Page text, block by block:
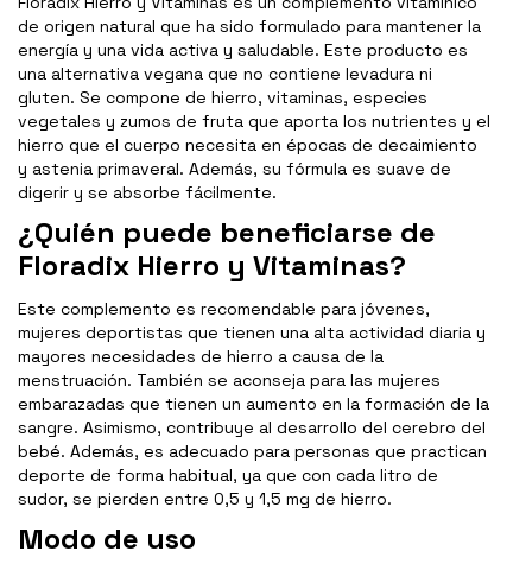
de origen natural que ha sido formulado para mantener la
energía y una vida activa y saludable. Este producto es
una alternativa vegana que no contiene levadura ni
gluten. Se compone de hierro, vitaminas, especies
vegetales y zumos de fruta que aporta los nutrientes y el
hierro que el cuerpo necesita en épocas de decaimiento
y astenia primaveral. Además, su fórmula es suave de
digerir y se absorbe fácilmente.
¿Quién puede beneficiarse de
Floradix Hierro y Vitaminas?
Este complemento es recomendable para jóvenes,
mujeres deportistas que tienen una alta actividad diaria y
mayores necesidades de hierro a causa de la
menstruación. También se aconseja para las mujeres
embarazadas que tienen un aumento en la formación de la
sangre. Asimismo, contribuye al desarrollo del cerebro del
bebé. Además, es adecuado para personas que practican
deporte de forma habitual, ya que con cada litro de
sudor, se pierden entre 0,5 y 1,5 mg de hierro.
Modo de uso